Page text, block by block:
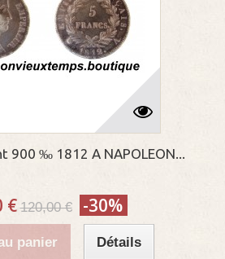
900 ‰ 1812 A NAPOLEON...
€ 120,00 € -30%
panier Détails